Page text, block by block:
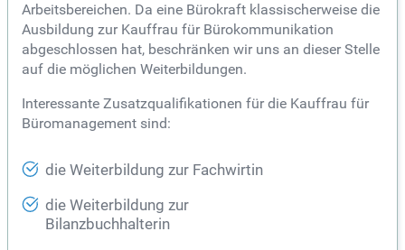
Arbeitsbereichen. Da eine Bürokraft klassischerweise die
Ausbildung zur Kauffrau für Bürokommunikation
abgeschlossen hat, beschränken wir uns an dieser Stelle
auf die möglichen Weiterbildungen.
Interessante Zusatzqualifikationen für die Kauffrau für
Büromanagement sind:
die Weiterbildung zur Fachwirtin
die Weiterbildung zur
Bilanzbuchhalterin